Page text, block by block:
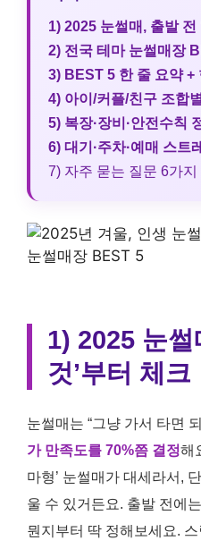
1) 2025 눈썰매, 출발 전
2) 전국 테마 눈썰매장
3) BEST 5 한 줄 요약 +
4) 아이/커플/친구 조합
5) 복장·장비·안전수칙
6) 대기·주차·예매 스트
7) 자주 묻는 질문 6가지
1) 2025 눈썰
것’부터 체크
눈썰매는 “그냥 가서 타면
가 만족도를 70%쯤 결정해
마형’ 눈썰매가 대세라서,
울 수 있거든요. 출발 전에
뭔지부터 딱 정해보세요.